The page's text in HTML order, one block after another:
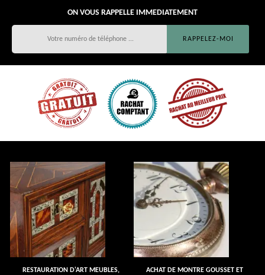
ON VOUS RAPPELLE IMMEDIATEMENT
RESTAURATION D'ART MEUBLES,
ACHAT DE MONTRE GOUSSET ET